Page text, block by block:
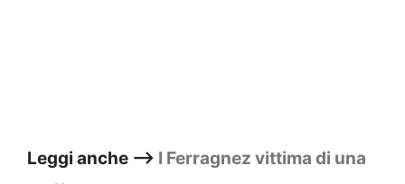
Leggi anche –> I Ferragnez vittima di una